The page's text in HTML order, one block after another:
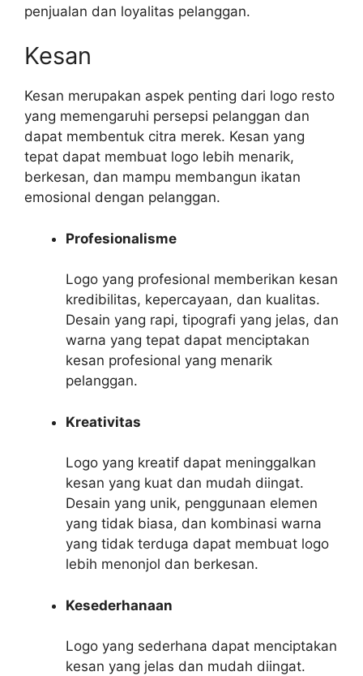
penjualan dan loyalitas pelanggan.
Kesan
Kesan merupakan aspek penting dari logo resto
yang memengaruhi persepsi pelanggan dan
dapat membentuk citra merek. Kesan yang
tepat dapat membuat logo lebih menarik,
berkesan, dan mampu membangun ikatan
emosional dengan pelanggan.
Profesionalisme
Logo yang profesional memberikan kesan
kredibilitas, kepercayaan, dan kualitas.
Desain yang rapi, tipografi yang jelas, dan
warna yang tepat dapat menciptakan
kesan profesional yang menarik
pelanggan.
Kreativitas
Logo yang kreatif dapat meninggalkan
kesan yang kuat dan mudah diingat.
Desain yang unik, penggunaan elemen
yang tidak biasa, dan kombinasi warna
yang tidak terduga dapat membuat logo
lebih menonjol dan berkesan.
Kesederhanaan
Logo yang sederhana dapat menciptakan
kesan yang jelas dan mudah diingat.